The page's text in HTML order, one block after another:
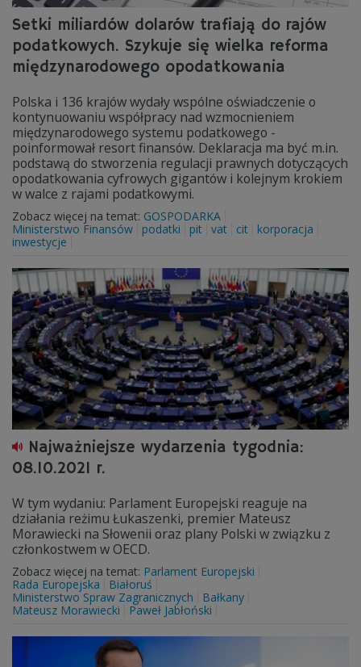
Setki miliardów dolarów trafiają do rajów
podatkowych. Szykuje się wielka reforma
międzynarodowego opodatkowania
Polska i 136 krajów wydały wspólne oświadczenie o
kontynuowaniu współpracy nad wzmocnieniem
międzynarodowego systemu podatkowego -
poinformował resort finansów. Deklaracja ma być m.in.
podstawą do stworzenia regulacji prawnych dotyczących
opodatkowania cyfrowych gigantów i kolejnym krokiem
w walce z rajami podatkowymi.
Zobacz więcej na temat: GOSPODARKA
Ministerstwo Finansów
podatki pit vat cit
korporacja
inwestycje
Najważniejsze wydarzenia tygodnia:
08.10.2021 r.
W tym wydaniu: Parlament Europejski reaguje na
działania reżimu Łukaszenki, premier Mateusz
Morawiecki na Słowenii oraz plany Polski w związku z
członkostwem w OECD.
Zobacz więcej na temat: Parlament Europejski
Rada Europejska
Białoruś
Ministerstwo Spraw Zagranicznych
Bałkany
Mateusz Morawiecki
Paweł Jabłoński